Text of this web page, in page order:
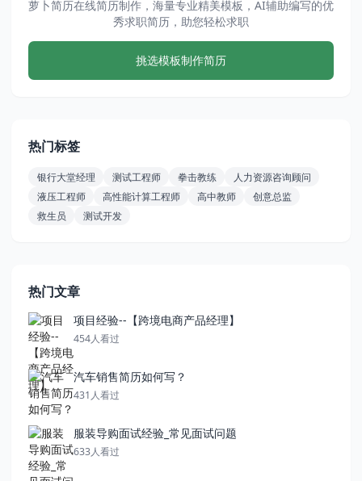
萝卜简历在线简历制作，海量专业精美模板，AI辅助编写的优
秀求职简历，助您轻松求职
挑选模板制作简历
热门标签
银行大堂经理 测试工程师 拳击教练
人力资源咨询顾问
液压工程师
高性能计算工程师 高中教师
创意总监
救生员
测试开发
热门文章
项目经验--【跨境电商产品经理】
454人看过
汽车销售简历如何写？
431人看过
服装导购面试经验_常见面试问题
633人看过